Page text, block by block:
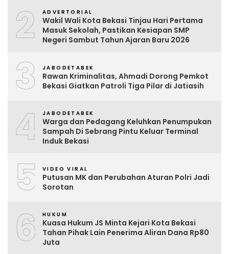
2 ADVERTORIAL
Wakil Wali Kota Bekasi Tinjau Hari Pertama
Masuk Sekolah, Pastikan Kesiapan SMP
Negeri Sambut Tahun Ajaran Baru 2026
3 JABODETABEK
Rawan Kriminalitas, Ahmadi Dorong Pemkot
Bekasi Giatkan Patroli Tiga Pilar di Jatiasih
4 JABODETABEK
Warga dan Pedagang Keluhkan Penumpukan
Sampah Di Sebrang Pintu Keluar Terminal
Induk Bekasi
5 VIDEO VIRAL
Putusan MK dan Perubahan Aturan Polri Jadi
Sorotan
6 HUKUM
Kuasa Hukum JS Minta Kejari Kota Bekasi
Tahan Pihak Lain Penerima Aliran Dana Rp80
Juta